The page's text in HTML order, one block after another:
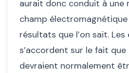
aurait donc conduit à une
champ
résultats que l’on sait.
s’accordent sur le fait
devraient normalement